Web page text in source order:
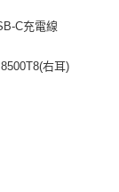
C充電線
右耳)